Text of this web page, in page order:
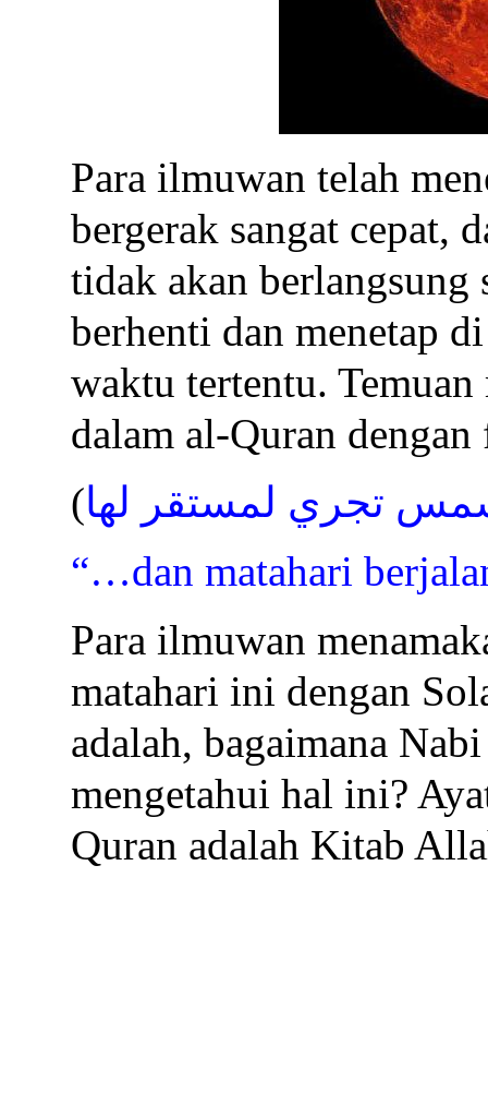
Para ilmuwan telah
bergerak sangat cepat,
tidak akan berlangsung
berhenti dan menetap
waktu tertentu.
dalam al-Quran
(تجري لمستقر لها
“…dan matahari
Para ilmuwan
matahari ini dengan
adalah, bagaimana
mengetahui hal ini?
Quran adalah Kitab